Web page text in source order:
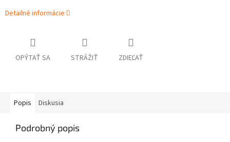
Detailné informácie
OPÝTAŤ SA STRÁŽIŤ ZDIEĽAŤ
Popis Diskusia
Podrobný popis